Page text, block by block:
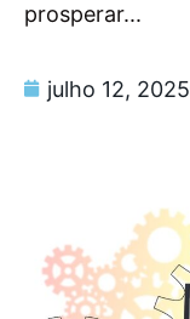
prosperar...
julho 12, 2025